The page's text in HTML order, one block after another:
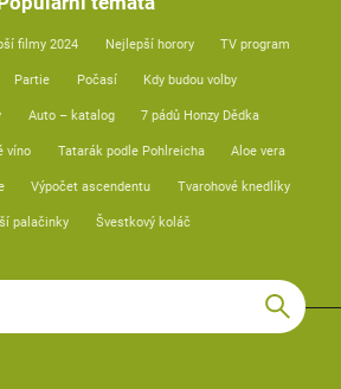
filmy 2024 Nejlepší horory TV program
Partie Počasí Kdy budou volby
Auto – katalog 7 pádů Honzy Dědka
víno Tatarák podle Pohlreicha Aloe vera
Výpočet ascendentu Tvarohové knedlíky
palačinky Švestkový koláč